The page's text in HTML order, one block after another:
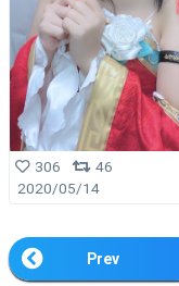
306
46
2020/05/14
Prev